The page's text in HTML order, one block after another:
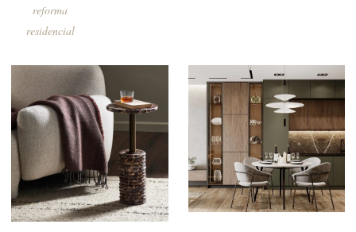
reforma
residencial